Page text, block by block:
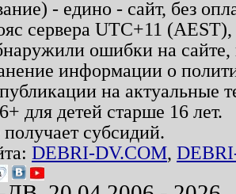
- едино - сайт, без
сервера UTC+11
ошибки на
информации о
на актуальные
для детей старше 16 лет.
субсидий.
DEBRI-DV.COM,